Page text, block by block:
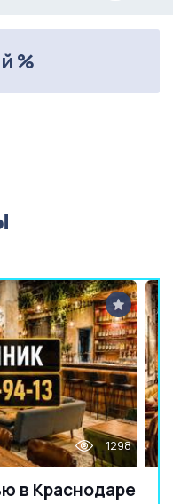
%
в Краснодаре
1298